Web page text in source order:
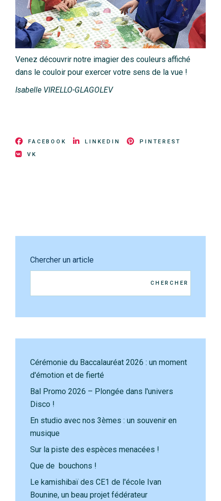
Venez découvrir notre imagier des couleurs affiché
dans le couloir pour exercer votre sens de la vue !
Isabelle VIRELLO-GLAGOLEV
FACEBOOK LINKEDIN
PINTEREST
VK
Chercher un article
CHERCHER
Cérémonie du Baccalauréat 2026 : un moment
d'émotion et de fierté
Bal Promo 2026 – Plongée dans l'univers
Disco !
En studio avec nos 3èmes : un souvenir en
musique
Sur la piste des espèces menacées !
Que de bouchons !
Le kamishibaï des CE1 de l'école Ivan
Bounine, un beau projet fédérateur